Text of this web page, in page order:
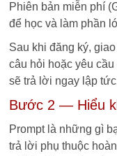
Phiên bản miễn phí
để học và làm phần
Sau khi đăng ký,
câu hỏi hoặc yêu
sẽ trả lời ngay lập
Bước 2 — Hiểu
Prompt là những gì
trả lời phụ thuộc